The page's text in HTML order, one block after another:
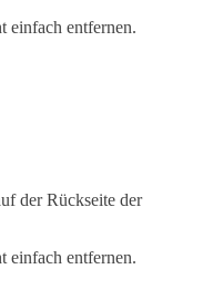
einfach entfernen.
der Rückseite der
einfach entfernen.